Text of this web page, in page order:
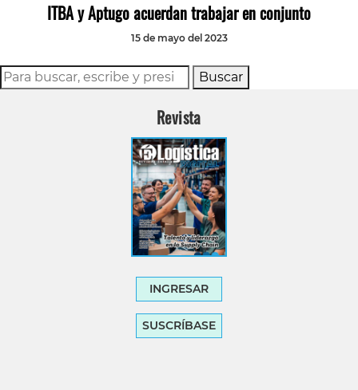
ITBA y Aptugo acuerdan trabajar en conjunto
15 de mayo del 2023
Buscar
Revista
INGRESAR
SUSCRÍBASE